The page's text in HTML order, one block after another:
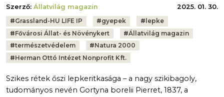
Szerző: Állatvilág magazin
2025. 01. 30.
Tags:
#Grassland-HU LIFE IP #gyepek # lepke
#Fővárosi Állat- és Növénykert #Állatvilág magazin
#természetvédelem #Natura 2000
#Herman Ottó Intézet Nonprofit Kft.
Szikes rétek őszi lepkeritkasága – a nagy szikibagoly,
tudományos nevén Gortyna borelii Pierret, 1837, a